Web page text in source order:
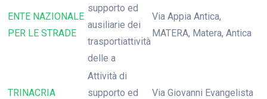
ENTE NAZIONALE
PER LE STRADE
supporto ed
ausiliarie dei
trasportiattività
delle a
Via Appia Antica,
MATERA, Matera, Antica
TRINACRIA
Attività di
supporto ed
Via Giovanni Evangelista